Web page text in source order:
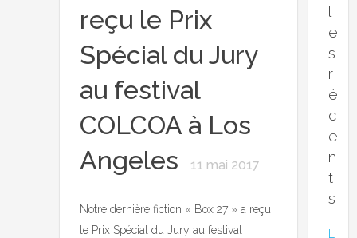
reçu le Prix
Spécial du Jury
au festival
COLCOA à Los
Angeles
11 mai 2017
Notre dernière fiction « Box 27 » a reçu
le Prix Spécial du Jury au festival
l
e
s
r
é
c
e
n
t
s